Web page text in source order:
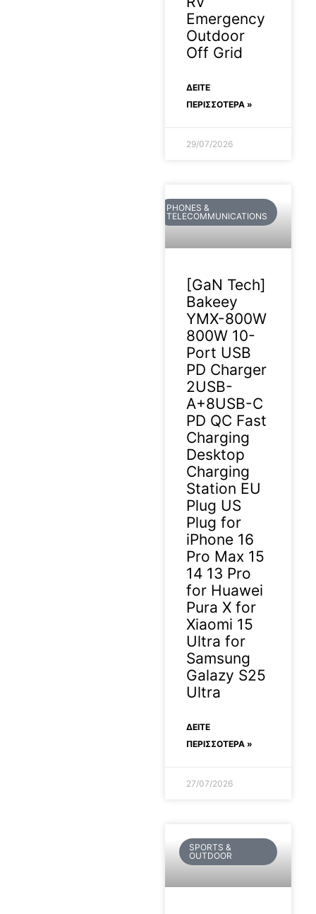
Emergency
Outdoor
Off Grid
ΔΕΊΤΕ
ΠΕΡΙΣΣΟΤΕΡΑ »
29/07/2026
PHONES &
TELECOMMUNICATIONS
[GaN Tech]
Bakeey
YMX-800W
800W 10-
Port USB
PD Charger
2USB-
A+8USB-C
PD QC Fast
Charging
Desktop
Charging
Station EU
Plug US
Plug for
iPhone 16
Pro Max 15
14 13 Pro
for Huawei
Pura X for
Xiaomi 15
Ultra for
Samsung
Galazy S25
Ultra
ΔΕΊΤΕ
ΠΕΡΙΣΣΟΤΕΡΑ »
27/07/2026
SPORTS &
OUTDOOR